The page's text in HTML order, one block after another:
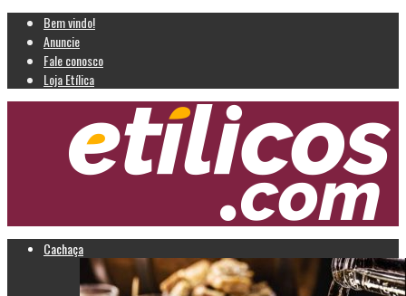
Bem vindo!
Anuncie
Fale conosco
Loja Etílica
Cachaça